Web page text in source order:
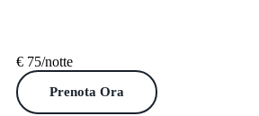
€ 75/notte
Prenota Ora